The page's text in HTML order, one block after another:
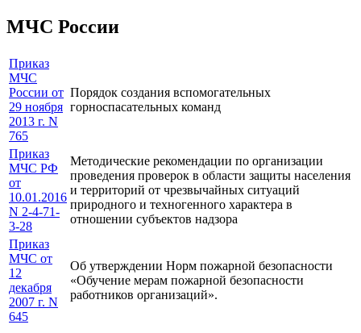
МЧС России
Приказ
МЧС
России от
29 ноября
2013 г. N
765
Порядок создания вспомогательных
горноспасательных команд
Приказ
МЧС РФ
от
10.01.2016
N 2-4-71-
3-28
Методические рекомендации по организации
проведения проверок в области защиты населения
и территорий от чрезвычайных ситуаций
природного и техногенного характера в
отношении субъектов надзора
Приказ
МЧС от
12
декабря
2007 г. N
645
Об утверждении Норм пожарной безопасности
«Обучение мерам пожарной безопасности
работников организаций».